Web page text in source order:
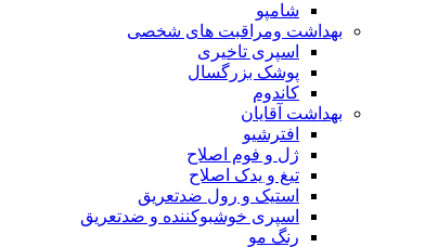
شامپو
بهداشت ومراقبت های شخصی
اسپری تاخیری
پوشک بزرگسال
کاندوم
بهداشت آقایان
افترشیو
ژل و فوم اصلاح
تیغ و یدک اصلاح
استیک و رول ضدتعریق
اسپری خوشبوکننده و ضدتعریق
رنگ مو